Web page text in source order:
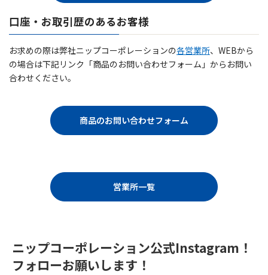
口座・お取引歴のあるお客様
お求めの際は弊社ニップコーポレーションの各営業所、WEBから
の場合は下記リンク「商品のお問い合わせフォーム」からお問い
合わせください。
商品のお問い合わせフォーム
営業所一覧
ニップコーポレーション公式Instagram！
フォローお願いします！